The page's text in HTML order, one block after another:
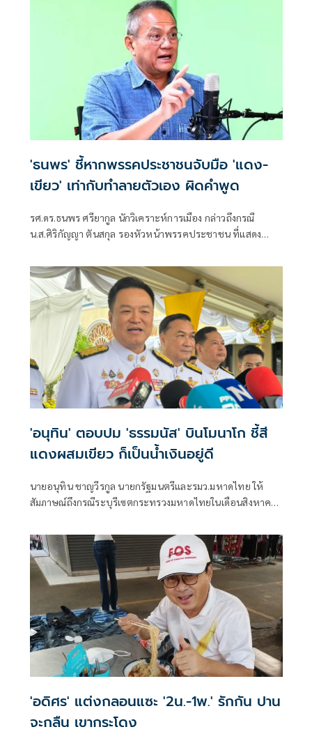
'ธนพร' ชี้หากพรรคประชาชนจับมือ 'แดง-
เขียว' เท่ากับทำลายตัวเอง ผิดคำพูด
รศ.ดร.ธนพร ศรียากูล นักวิเคราะห์การเมือง กล่าวถึงกรณี
น.ส.ศิริกัญญา ตันสกุล รองหัวหน้าพรรคประชาชน ที่แสดง
พรรคภูมิใจไทย ก็จำเป็นต้องพูดคุยกับพรรคประชาชนด้วยว่า
'อนุทิน' ตอบปม 'ธรรมนัส' บินโมนาโก ชี้สี
แดงผสมเขียว ก็เป็นน้ำเงินอยู่ดี
นายอนุทิน ชาญวีรกูล นายกรัฐมนตรีและรมว.มหาดไทย ให้
สัมภาษณ์ถึงกรณีระบุรีเซตกระทรวงมหาดไทยในเดือนสิงหาคม
'อดิศร' แต่งกลอนแซะ '2น.-1พ.' รักกัน ปาน
จะกลืน เขากระโดง